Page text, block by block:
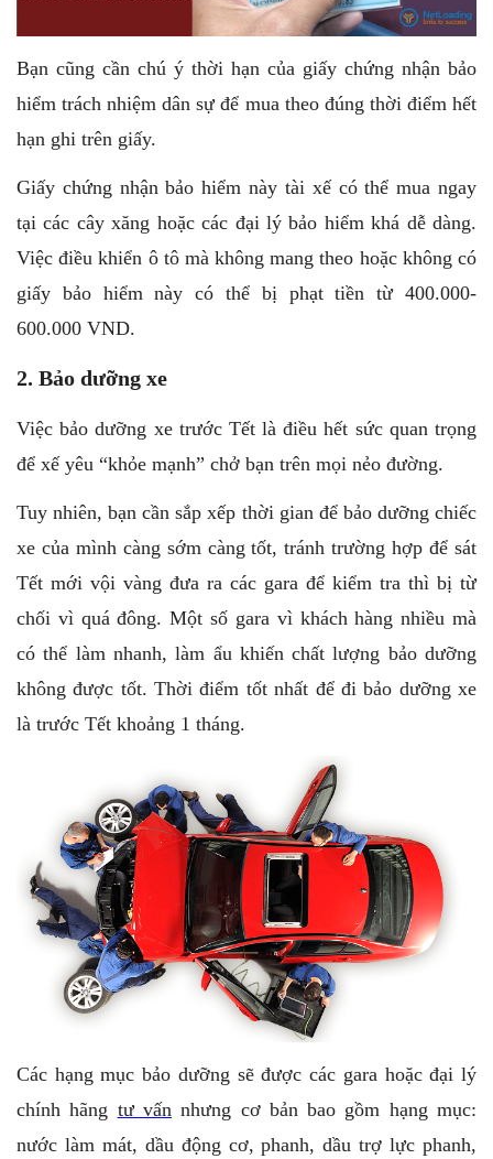
Bạn cũng cần chú ý thời hạn của giấy chứng nhận bảo
hiểm trách nhiệm dân sự để mua theo đúng thời điểm hết
hạn ghi trên giấy.
Giấy chứng nhận bảo hiểm này tài xếcó thể mua ngay
tại các cây xăng hoặc các đại lý bảo hiểm khá dễ dàng.
Việc điều khiển ô tô mà không mang theo hoặc không có
giấy bảo hiểm này có thể bị phạt tiền từ 400.000-
600.000 VND.
2. Bảo dưỡng xe
Việc bảo dưỡng xe trước Tết là điều hết sức quan trọng
để xế yêu “khỏe mạnh” chở bạn trên mọi nẻo đường.
Tuy nhiên,bạn cần sắp xếp thời gian để bảo dưỡng chiếc
xe của mình càng sớm càng tốt, tránh trường hợp để sát
Tết mới vội vàng đưa ra các gara để kiểm tra thì bị từ
chối vì quá đông. Một số gara vì khách hàng nhiều mà
có thể làm nhanh, làm ẩu khiến chất lượng bảo dưỡng
không được tốt. Thời điểm tốt nhất để đi bảo dưỡng xe
là trước Tết khoảng 1 tháng.
Các hạng mục bảo dưỡng sẽ được các gara hoặc đại lý
chính hãng tư vấn nhưng cơ bản bao gồm hạng mục:
nước làm mát, dầu động cơ, phanh, dầu trợ lực phanh,